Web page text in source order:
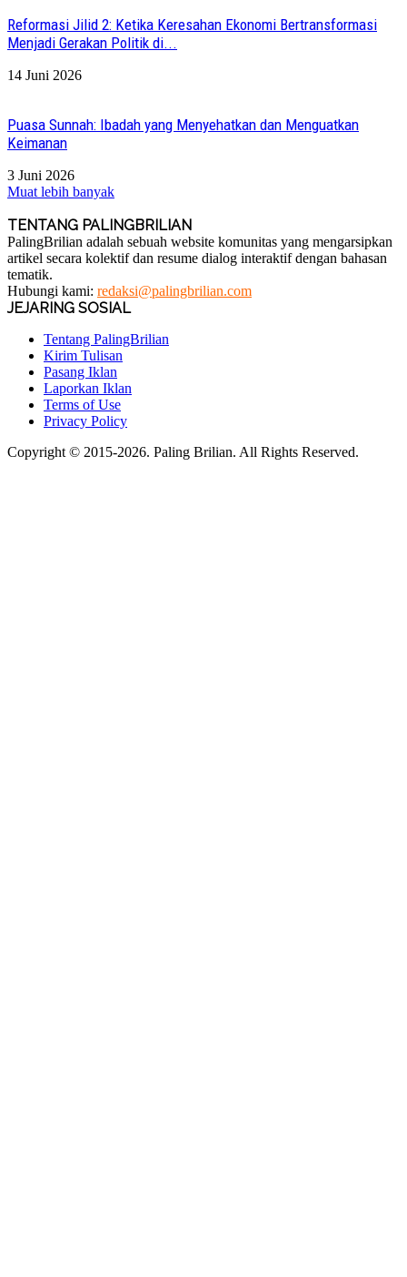
Reformasi Jilid 2: Ketika Keresahan Ekonomi Bertransformasi
Menjadi Gerakan Politik di...
14 Juni 2026
Puasa Sunnah: Ibadah yang Menyehatkan dan Menguatkan
Keimanan
3 Juni 2026
Muat lebih banyak
TENTANG PALINGBRILIAN
PalingBrilian adalah sebuah website komunitas yang mengarsipkan
artikel secara kolektif dan resume dialog interaktif dengan bahasan
tematik.
Hubungi kami: redaksi@palingbrilian.com
JEJARING SOSIAL
Tentang PalingBrilian
Kirim Tulisan
Pasang Iklan
Laporkan Iklan
Terms of Use
Privacy Policy
Copyright © 2015-2026. Paling Brilian. All Rights Reserved.